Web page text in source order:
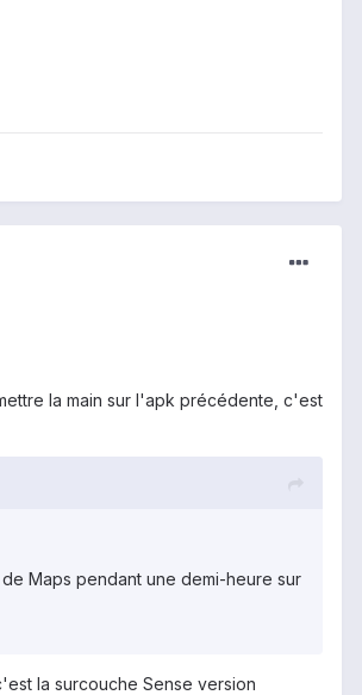
la main sur l'apk précédente, c'est
Maps pendant une demi-heure sur
la surcouche Sense version